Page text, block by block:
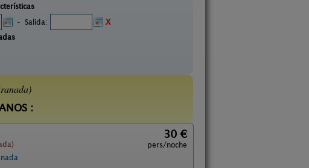
- Salida:
X
:
30 €
pers/noche